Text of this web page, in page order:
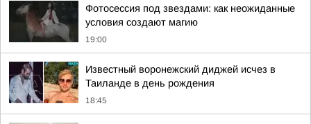
Фотосессия под звездами: как неожиданные
условия создают магию
19:00
Известный воронежский диджей исчез в
Таиланде в день рождения
18:45